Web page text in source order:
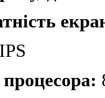
IPS